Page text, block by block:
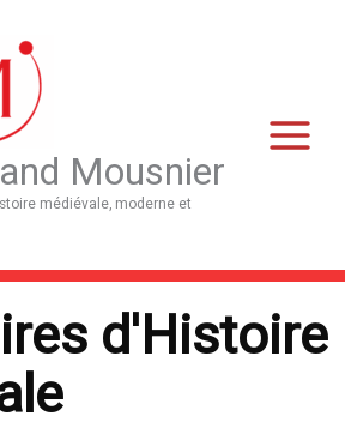
Mousnier
médiévale, moderne et
d'Histoire